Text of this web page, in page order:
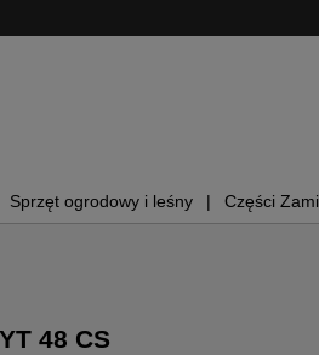
Sprzęt ogrodowy i leśny Części
48 CS